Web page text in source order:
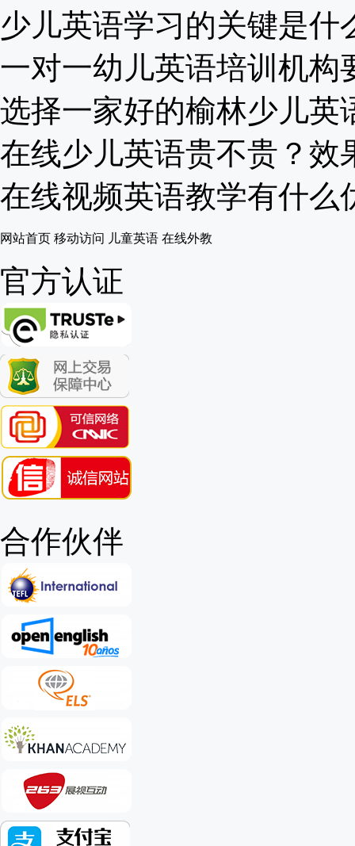
少儿英语学习的关键是什
一对一幼儿英语培训机构
选择一家好的榆林少儿英
在线少儿英语贵不贵？效
在线视频英语教学有什么
网站首页 移动访问 儿童英语 在线外教
官方认证
合作伙伴